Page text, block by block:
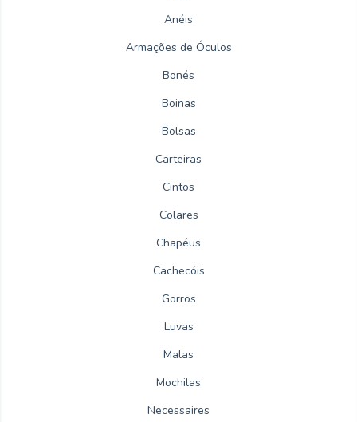
Anéis
Armações de Óculos
Bonés
Boinas
Bolsas
Carteiras
Cintos
Colares
Chapéus
Cachecóis
Gorros
Luvas
Malas
Mochilas
Necessaires